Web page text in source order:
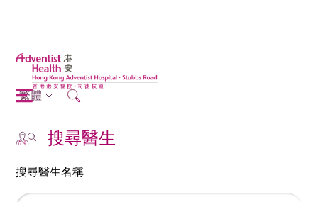
繁體
搜尋醫生
搜尋醫生名稱